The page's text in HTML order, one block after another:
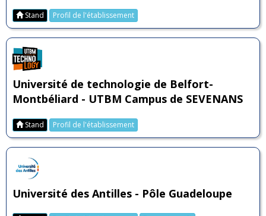
Stand Profil de l'établissement
Université de technologie de Belfort-
Montbéliard - UTBM Campus de SEVENANS
Stand Profil de l'établissement
Université des Antilles - Pôle Guadeloupe